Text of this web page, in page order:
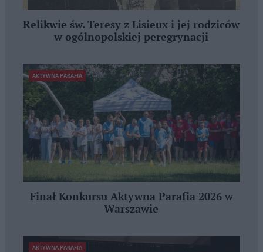
Relikwie św. Teresy z Lisieux i jej rodziców
w ogólnopolskiej peregrynacji
AKTYWNA PARAFIA
Finał Konkursu Aktywna Parafia 2026 w
Warszawie
AKTYWNA PARAFIA